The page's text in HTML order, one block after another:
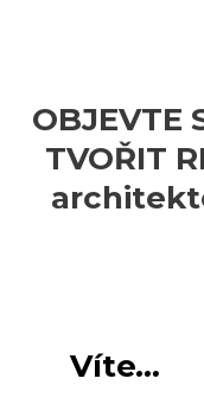
OBJEVTE
TVOŘIT
Víte…